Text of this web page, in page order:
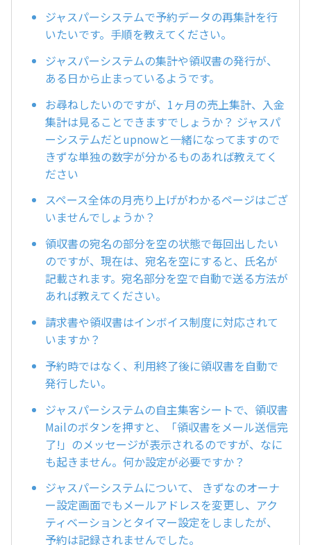
ジャスパーシステムで予約データの再集計を行
いたいです。手順を教えてください。
ジャスパーシステムの集計や領収書の発行が、
ある日から止まっているようです。
お尋ねしたいのですが、1ヶ月の売上集計、入金
集計は見ることできますでしょうか？ ジャスパ
ーシステムだとupnowと一緒になってますので
きずな単独の数字が分かるものあれば教えてく
ださい
スペース全体の月売り上げがわかるページはござ
いませんでしょうか？
領収書の宛名の部分を空の状態で毎回出したい
のですが、現在は、宛名を空にすると、氏名が
記載されます。宛名部分を空で自動で送る方法が
あれば教えてください。
請求書や領収書はインボイス制度に対応されて
いますか？
予約時ではなく、利用終了後に領収書を自動で
発行したい。
ジャスパーシステムの自主集客シートで、領収書
Mailのボタンを押すと、「領収書をメール送信完
了!」のメッセージが表示されるのですが、なに
も起きません。何か設定が必要ですか？
ジャスパーシステムについて、 きずなのオーナ
ー設定画面でもメールアドレスを変更し、アク
ティベーションとタイマー設定をしましたが、
予約は記録されませんでした。